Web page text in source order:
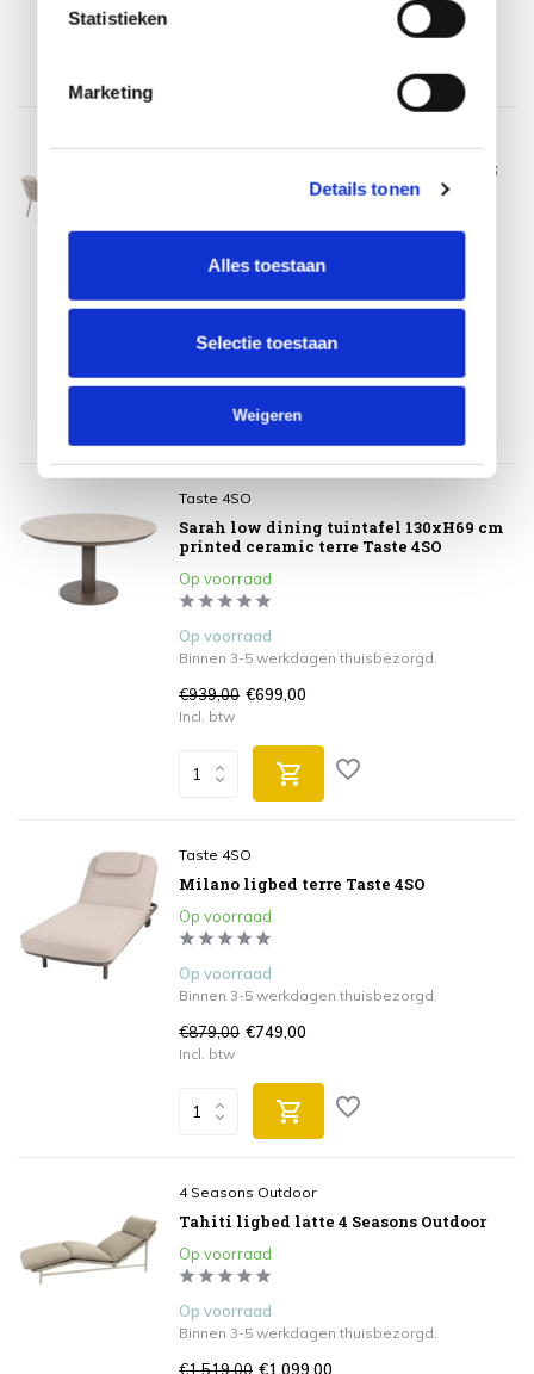
Statistieken
Marketing
Details tonen
Alles toestaan
Selectie toestaan
Weigeren
Denia Eva dining tuinset 240x105xH75
cm 7 delig keramiek latte Taste 4SO
Binnen 3-5 werkdagen thuisbezorgd.
€3.481,00 €2.579,00
Taste 4SO
Sarah low dining tuintafel 130xH69 cm
printed ceramic terre Taste 4SO
Op voorraad
Op voorraad
Binnen 3-5 werkdagen thuisbezorgd.
€939,00 €699,00
Incl. btw
Taste 4SO
Milano ligbed terre Taste 4SO
Op voorraad
Op voorraad
Binnen 3-5 werkdagen thuisbezorgd.
€879,00 €749,00
Incl. btw
4 Seasons Outdoor
Tahiti ligbed latte 4 Seasons Outdoor
Op voorraad
Op voorraad
Binnen 3-5 werkdagen thuisbezorgd.
€1.519,00 €1.099,00